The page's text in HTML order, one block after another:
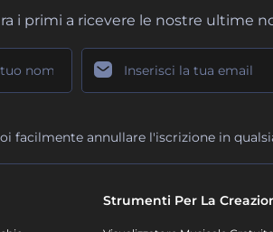
i primi a ricevere le nostre ultime
facilmente annullare l'iscrizione in
Strumenti Per La